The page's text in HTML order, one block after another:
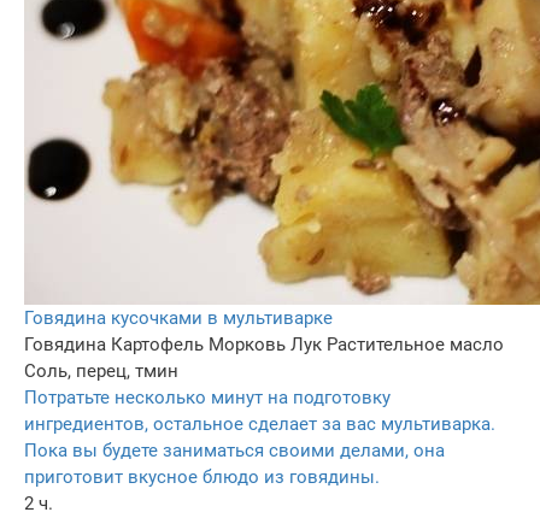
Говядина кусочками в мультиварке
Говядина Картофель Морковь Лук Растительное масло
Соль, перец, тмин
Потратьте несколько минут на подготовку
ингредиентов, остальное сделает за вас мультиварка.
Пока вы будете заниматься своими делами, она
приготовит вкусное блюдо из говядины.
2 ч.